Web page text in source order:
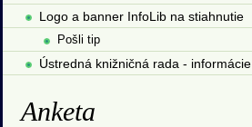
Logo a banner InfoLib na stiahnutie
Pošli tip
Ústredná knižničná rada - informácie
Anketa